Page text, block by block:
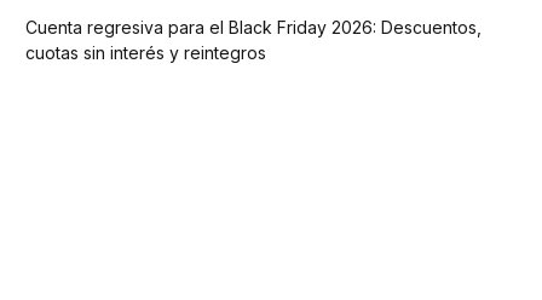
Cuenta regresiva para el Black Friday 2026: Descuentos,
cuotas sin interés y reintegros